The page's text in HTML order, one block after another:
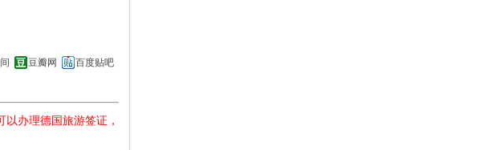
豆瓣网 百度贴吧
办理德国旅游签证，